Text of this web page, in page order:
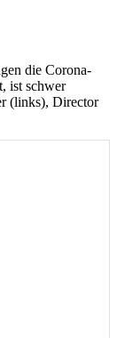
die Corona-
ist schwer
(links), Director